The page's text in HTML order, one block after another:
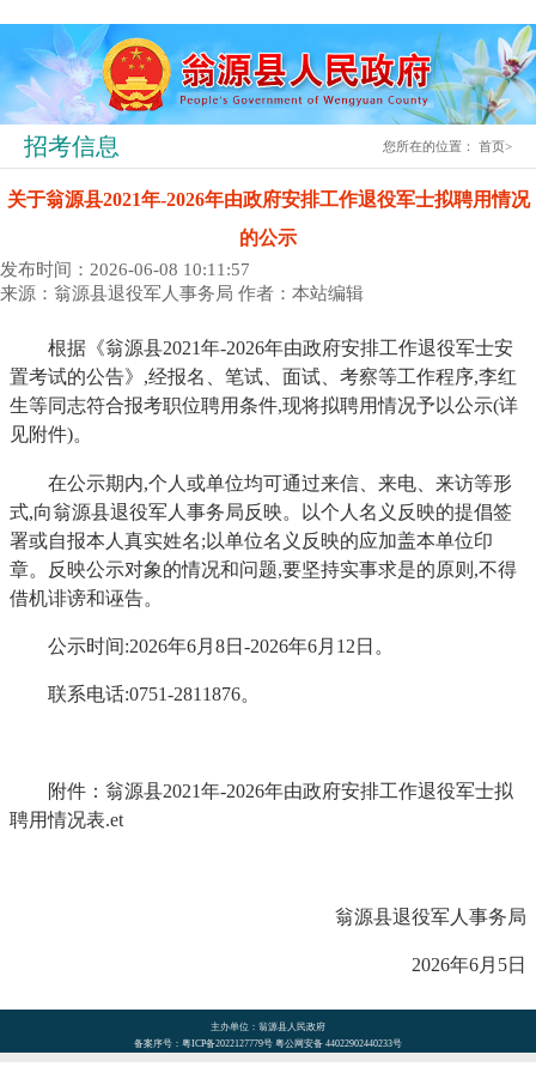
招考信息 您所在的位置：首页>
关于翁源县2021年-2026年由政府安排工作退役军士拟聘用情况
的公示
发布时间：2026-06-08 10:11:57
来源：翁源县退役军人事务局 作者：本站编辑
根据《翁源县2021年-2026年由政府安排工作退役军士安
置考试的公告》,经报名、笔试、面试、考察等工作程序,李红
生等同志符合报考职位聘用条件,现将拟聘用情况予以公示(详
见附件)。
在公示期内,个人或单位均可通过来信、来电、来访等形
式,向翁源县退役军人事务局反映。以个人名义反映的提倡签
署或自报本人真实姓名;以单位名义反映的应加盖本单位印
章。反映公示对象的情况和问题,要坚持实事求是的原则,不得
借机诽谤和诬告。
公示时间:2026年6月8日-2026年6月12日。
联系电话:0751-2811876。
附件：翁源县2021年-2026年由政府安排工作退役军士拟
聘用情况表.et
翁源县退役军人事务局
2026年6月5日
主办单位：翁源县人民政府
备案序号：粤ICP备2022127779号 粤公网安备 44022902440233号